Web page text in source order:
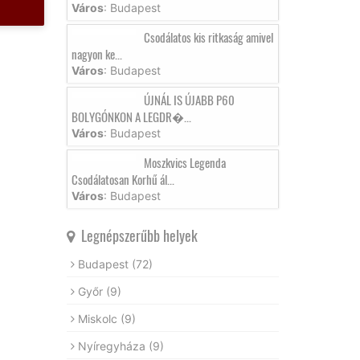
Város: Budapest
Csodálatos kis ritkaság amivel
nagyon ke...
Város: Budapest
ÚJNÁL IS ÚJABB P60
BOLYGÓNKON A LEGDR�...
Város: Budapest
Moszkvics Legenda
Csodálatosan Korhű ál...
Város: Budapest
Legnépszerűbb helyek
Budapest (72)
Győr (9)
Miskolc (9)
Nyíregyháza (9)